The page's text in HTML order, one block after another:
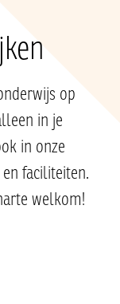
op
in je
in onze
faciliteiten.
welkom!